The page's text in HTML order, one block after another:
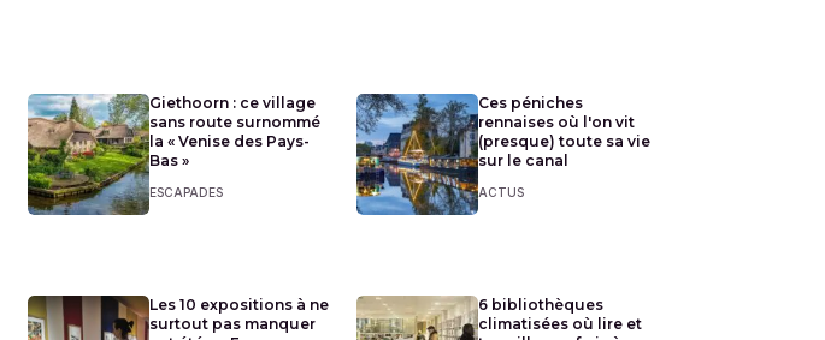
Giethoorn : ce village
sans route surnommé
la « Venise des Pays-
Bas »
ESCAPADES
Ces péniches
rennaises où l'on vit
(presque) toute sa vie
sur le canal
ACTUS
Les 10 expositions à ne
surtout pas manquer
6 bibliothèques
climatisées où lire et